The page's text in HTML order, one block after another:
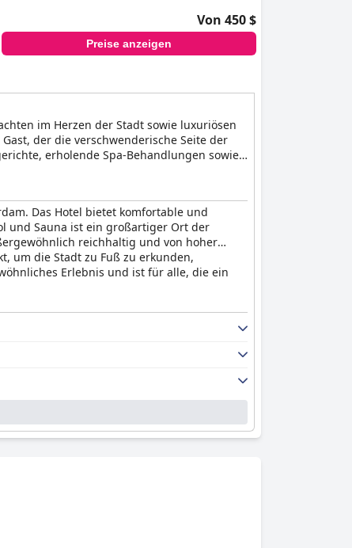
Von 450 $
Preise anzeigen
im Herzen der Stadt sowie luxuriösen
der die verschwenderische Seite der
erholende Spa-Behandlungen sowie
Das Hotel bietet komfortable und
und Sauna ist ein großartiger Ort der
reichhaltig und von hoher
um die Stadt zu Fuß zu erkunden,
Erlebnis und ist für alle, die ein